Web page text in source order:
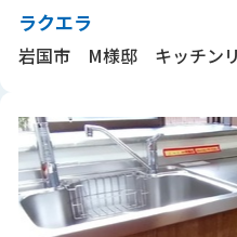
ラクエラ
岩国市 M様邸 キッチン